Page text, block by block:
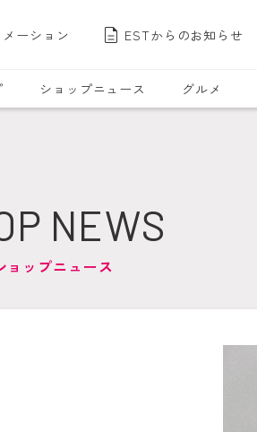
ーション ESTからのお知らせ
ショップニュース グルメ
NEWS
ョップニュース